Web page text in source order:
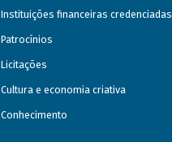
Instituições financeiras credenciadas
Patrocínios
Licitações
Cultura e economia criativa
Conhecimento